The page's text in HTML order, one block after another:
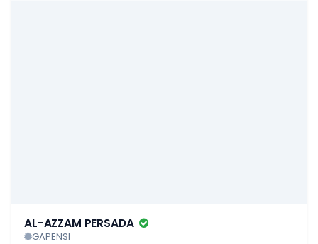
AL-AZZAM PERSADA
GAPENSI